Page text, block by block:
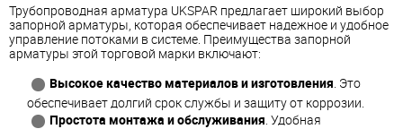
Трубопроводная арматура UKSPAR предлагает широкий выбор
запорной арматуры, которая обеспечивает надежное и удобное
управление потоками в системе. Преимущества запорной
арматуры этой торговой марки включают:
Высокое качество материалов и изготовления. Это
обеспечивает долгий срок службы и защиту от коррозии.
Простота монтажа и обслуживания. Удобная